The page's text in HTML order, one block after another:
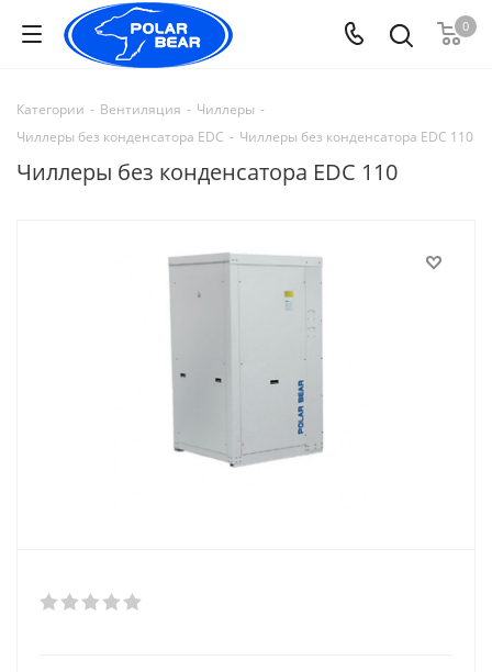
0
Категории - Вентиляция - Чиллеры -
Чиллеры без конденсатора EDC - Чиллеры без конденсатора EDC 110
Чиллеры без конденсатора EDC 110